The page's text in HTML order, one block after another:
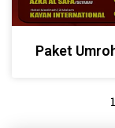
Paket
1